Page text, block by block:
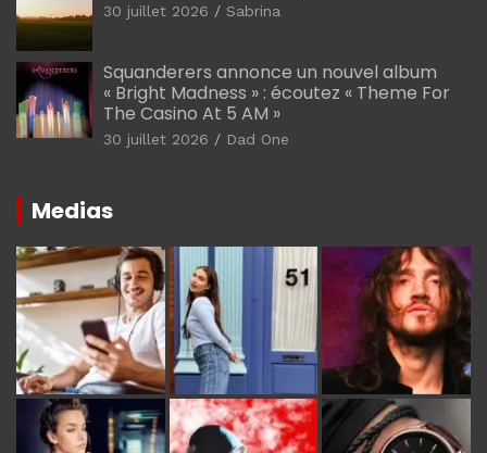
30 juillet 2026 Sabrina
Squanderers annonce un nouvel album
« Bright Madness » : écoutez « Theme For
The Casino At 5 AM »
30 juillet 2026 Dad One
Medias